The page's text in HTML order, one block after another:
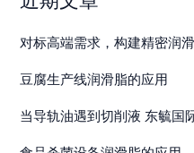
对标高端需求，构建精密润
豆腐生产线润滑脂的应用
当导轨油遇到切削液 东毓国